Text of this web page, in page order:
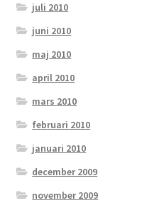
juli 2010
juni 2010
maj 2010
april 2010
mars 2010
februari 2010
januari 2010
december 2009
november 2009